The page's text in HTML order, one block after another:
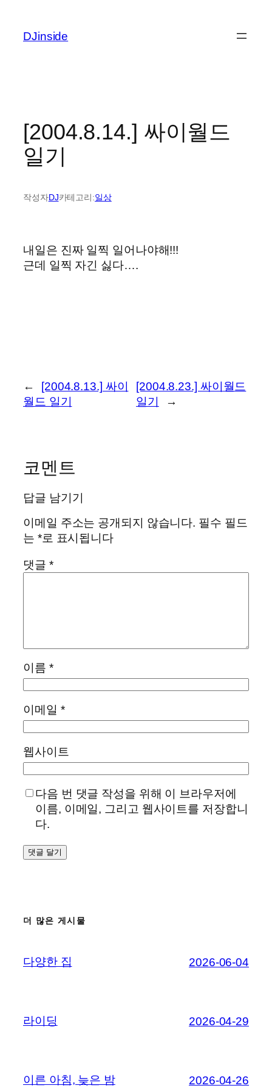
DJinside
[2004.8.14.] 싸이월드
일기
작성자DJ카테고리:일상
내일은 진짜 일찍 일어나야해!!!
근데 일찍 자긴 싫다….
←
[2004.8.13.] 싸이
월드 일기
[2004.8.23.] 싸이월드
일기
→
코멘트
답글 남기기
이메일 주소는 공개되지 않습니다. 필수 필드
는 *로 표시됩니다
댓글 *
이름 *
이메일 *
웹사이트
다음 번 댓글 작성을 위해 이 브라우저에
이름, 이메일, 그리고 웹사이트를 저장합니
다.
더 많은 게시물
다양한 집 2026-06-04
라이딩 2026-04-29
이른 아침, 늦은 밤 2026-04-26